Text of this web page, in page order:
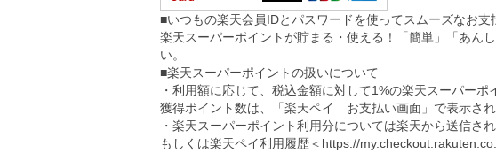
■いつもの楽天会員IDとパスワードを使ってスムーズなお支
楽天スーパーポイントが貯まる・使える！「簡単」「あん
い。
■楽天スーパーポイントの扱いについて
・利用額に応じて、税込金額に対して1%の楽天スーパーポ
獲得ポイント数は、「楽天ペイ お支払い画面」で表示され
・楽天スーパーポイント利用分については楽天から送信さ
もしくは楽天ペイ利用履歴＜ https://